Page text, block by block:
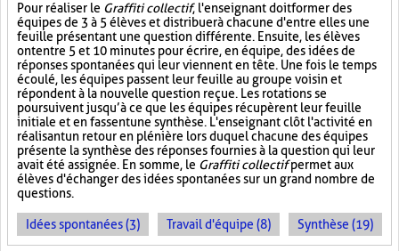
Pour réaliser le Graffiti collectif, l'enseignant doit former des
équipes de 3 à 5 élèves et distribuer à chacune d'entre elles une
feuille présentant une question différente. Ensuite, les élèves
ont entre 5 et 10 minutes pour écrire, en équipe, des idées de
réponses spontanées qui leur viennent en tête. Une fois le temps
écoulé, les équipes passent leur feuille au groupe voisin et
répondent à la nouvelle question reçue. Les rotations se
poursuivent jusqu’à ce que les équipes récupèrent leur feuille
initiale et en fassent une synthèse. L'enseignant clôt l'activité en
réalisant un retour en plénière lors duquel chacune des équipes
présente la synthèse des réponses fournies à la question qui leur
avait été assignée. En somme, le Graffiti collectifpermet aux
élèves d'échanger des idées spontanées sur un grand nombre de
questions.
Idées spontanées (3) Travail d'équipe (8) Synthèse (19)